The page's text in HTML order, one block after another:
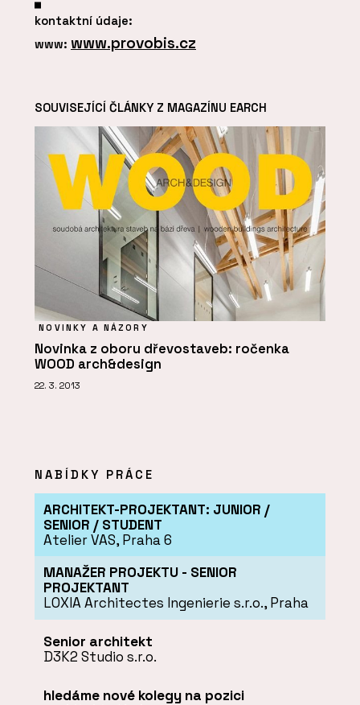
kontaktní údaje:
www: www.provobis.cz
SOUVISEJÍCÍ ČLÁNKY Z MAGAZÍNU EARCH
NOVINKY A NÁZORY
Novinka z oboru dřevostaveb: ročenka
WOOD arch&design
22. 3. 2013
NABÍDKY PRÁCE
ARCHITEKT-PROJEKTANT: JUNIOR /
SENIOR / STUDENT
Atelier VAS, Praha 6
MANAŽER PROJEKTU - SENIOR
PROJEKTANT
LOXIA Architectes Ingenierie s.r.o., Praha
Senior architekt
D3K2 Studio s.r.o.
hledáme nové kolegy na pozici